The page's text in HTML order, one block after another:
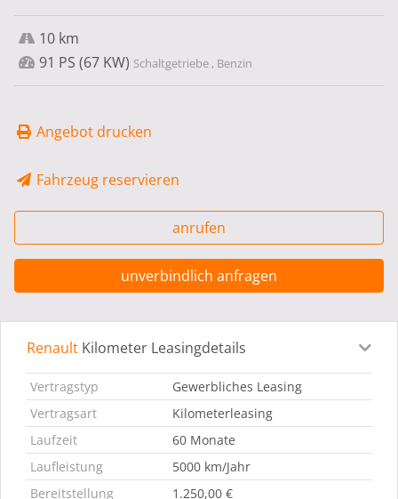
10 km
91 PS (67 KW) Schaltgetriebe , Benzin
Angebot drucken
Fahrzeug reservieren
anrufen
unverbindlich anfragen
Leasingdetails Fahrzeugdetails
Renault Kilometer Leasingdetails
Vertragstyp
Gewerbliches Leasing
Vertragsart
Kilometerleasing
Laufzeit
60 Monate
Laufleistung
5000 km/Jahr
Bereitstellung
1.250,00 €